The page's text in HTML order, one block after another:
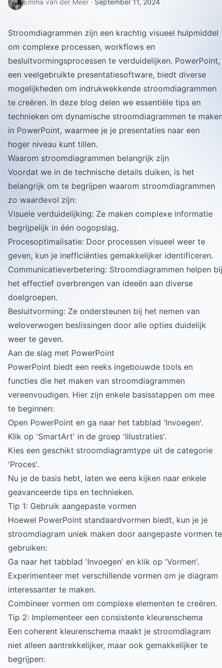
Emma van der Meer · September 11, 2024
Stroomdiagrammen zijn een krachtig visueel hulpmiddel
om complexe processen, workflows en
besluitvormingsprocessen te verduidelijken. PowerPoint,
een veelgebruikte presentatiesoftware, biedt diverse
mogelijkheden om indrukwekkende stroomdiagrammen
te creëren. In deze blog delen we essentiële tips en
technieken om dynamische stroomdiagrammen te
in PowerPoint, waarmee je je presentaties naar een
hoger niveau kunt tillen.
Waarom stroomdiagrammen belangrijk zijn
Voordat we in de technische details duiken, is het
belangrijk om te begrijpen waarom stroomdiagrammen
zo waardevol zijn:
Visuele verduidelijking: Ze maken complexe informatie
begrijpelijk in één oogopslag.
Procesoptimalisatie: Door processen visueel weer te
geven, kun je inefficiënties gemakkelijker identificeren.
Communicatieverbetering: Stroomdiagrammen helpen bij
het effectief overbrengen van ideeën aan diverse
doelgroepen.
Besluitvorming: Ze ondersteunen bij het nemen van
weloverwogen beslissingen door alle opties duidelijk
weer te geven.
Aan de slag met PowerPoint
PowerPoint biedt een reeks ingebouwde tools en
functies die het maken van stroomdiagrammen
vereenvoudigen. Hier zijn enkele basisstappen om mee
te beginnen:
Open PowerPoint en ga naar het tabblad 'Invoegen'.
Klik op 'SmartArt' in de groep 'Illustraties'.
Kies een geschikt stroomdiagramtype uit de categorie
'Proces'.
Nu je de basis hebt, laten we eens kijken naar enkele
geavanceerde tips en technieken.
Tip 1: Gebruik aangepaste vormen
Hoewel PowerPoint standaardvormen biedt, kun je je
stroomdiagram uniek maken door aangepaste vormen te
gebruiken:
Ga naar het tabblad 'Invoegen' en klik op 'Vormen'.
Experimenteer met verschillende vormen om je diagram
interessanter te maken.
Combineer vormen om complexe elementen te creëren.
Tip 2: Implementeer een consistente kleurenschema
Een coherent kleurenschema maakt je stroomdiagram
niet alleen aantrekkelijker, maar ook gemakkelijker te
begrijpen: